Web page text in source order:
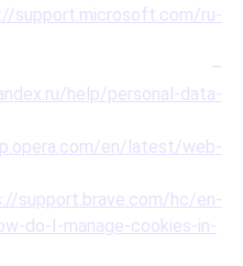
support.microsoft.com/ru-
–
help/personal-data-
en/latest/web-
support.brave.com/hc/en-
do-I-manage-cookies-in-